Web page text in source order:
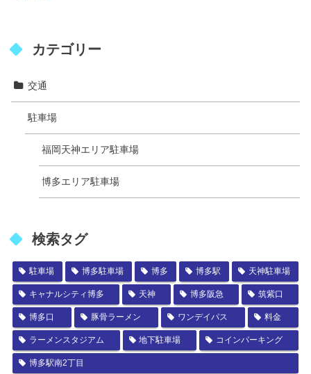
カテゴリー
交通
駐車場
福岡天神エリア駐車場
博多エリア駐車場
検索タグ
駐車場 博多駐車場 博多 博多駅 天神駐車場
キャナルシティ博多 天神 博多阪急 筑紫口
博多口 豚骨ラーメン ワンデイパス 料金
ラーメンスタジアム 地下駐車場 コインパーキング
博多駅南2丁目